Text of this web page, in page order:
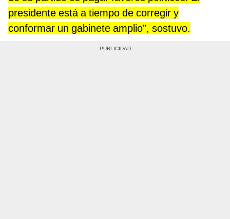
presidente está a tiempo de corregir y
conformar un gabinete amplio”, sostuvo.